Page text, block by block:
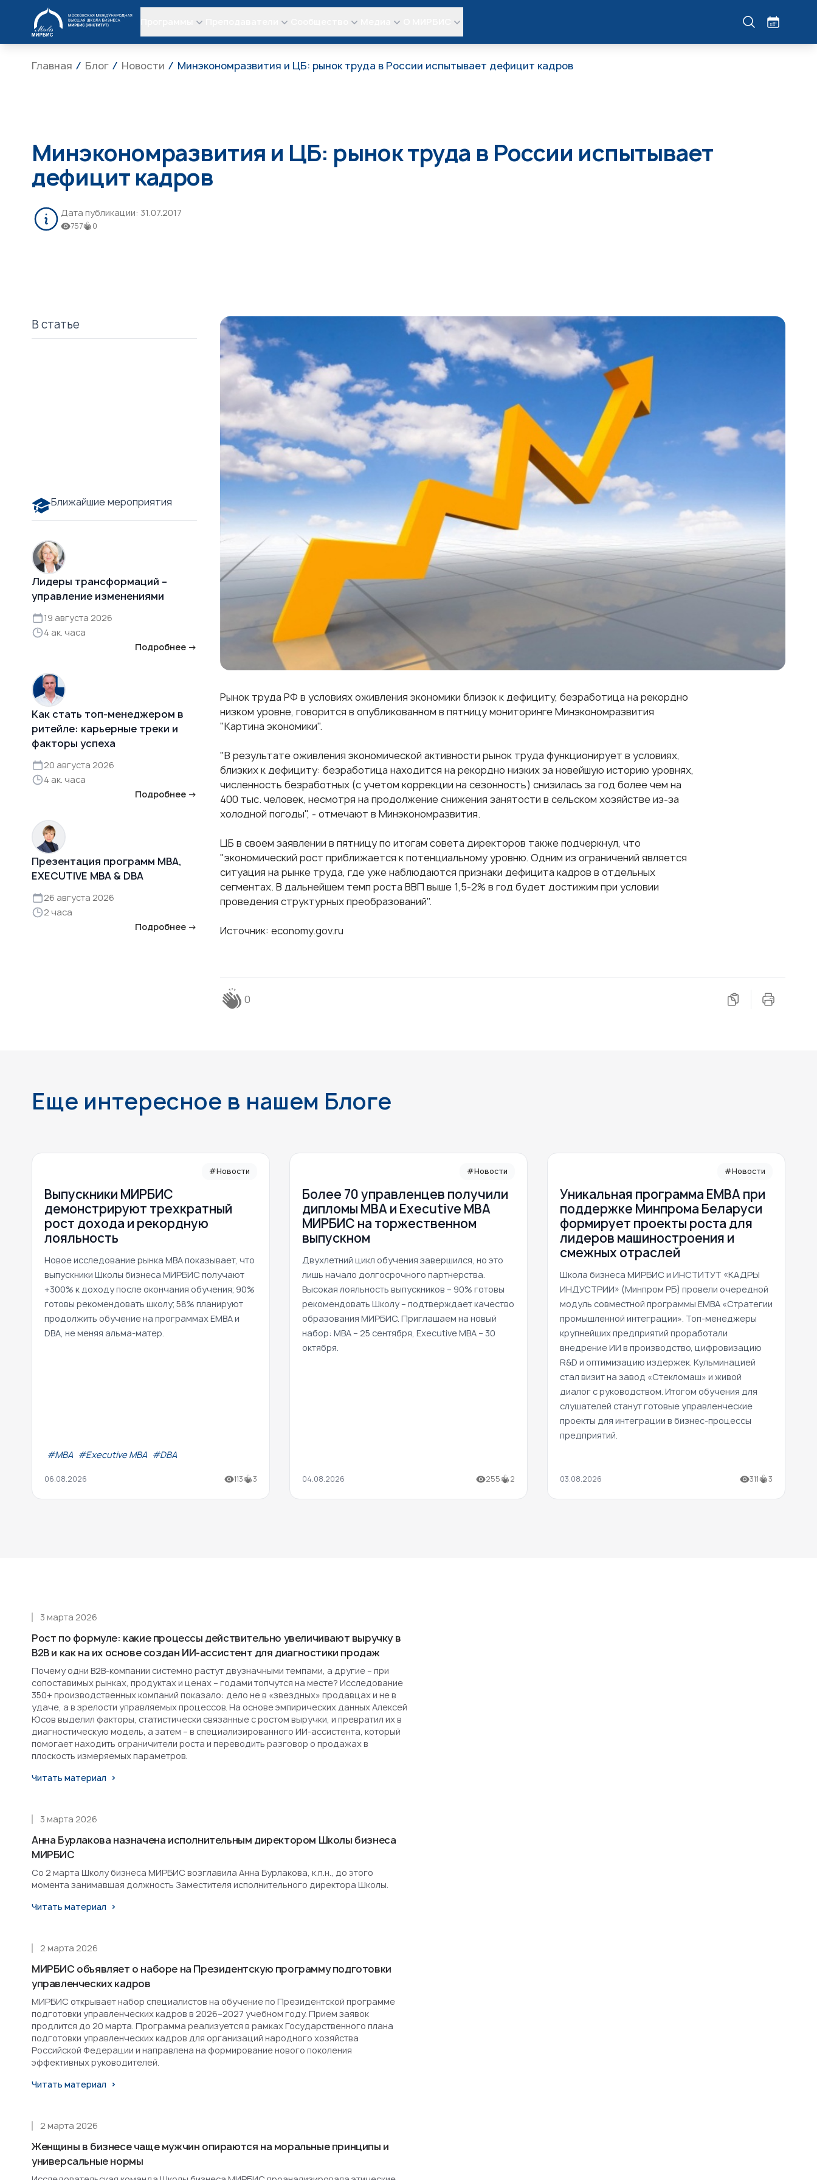
МИРБИС
Главная Блог Новости Минэкономразвития и ЦБ: рынок труда в России испытывает дефицит кадров
Минэкономразвития и ЦБ: рынок труда в России испытывает
дефицит кадров
Дата публикации: 31.07.2017
757 0
В статье
Рынок труда РФ в условиях оживления экономики близок к дефициту, безработица на рекордно
низком уровне, говорится в опубликованном в пятницу мониторинге Минэкономразвития
"Картина экономики".
"В результате оживления экономической активности рынок труда функционирует в условиях,
близких к дефициту: безработица находится на рекордно низких за новейшую историю уровнях,
численность безработных (с учетом коррекции на сезонность) снизилась за год более чем на
400 тыс. человек, несмотря на продолжение снижения занятости в сельском хозяйстве из-за
холодной погоды", - отмечают в Минэкономразвития.
ЦБ в своем заявлении в пятницу по итогам совета директоров также подчеркнул, что
"экономический рост приближается к потенциальному уровню. Одним из ограничений является
ситуация на рынке труда, где уже наблюдаются признаки дефицита кадров в отдельных
сегментах. В дальнейшем темп роста ВВП выше 1,5-2% в год будет достижим при условии
проведения структурных преобразований".
Источник: economy.gov.ru
Ближайшие мероприятия
Лидеры трансформаций –
управление изменениями
19 августа 2026
4 ак. часа
Подробнее →
Как стать топ-менеджером в
ритейле: карьерные треки и
факторы успеха
20 августа 2026
4 ак. часа
Подробнее →
Презентация программ MBA,
EXECUTIVE MBA & DBA
26 августа 2026
2 часа
Подробнее →
0
Еще интересное в нашем Блоге
#Новости
Выпускники МИРБИС
демонстрируют трехкратный
рост дохода и рекордную
лояльность
Новое исследование рынка MBA показывает, что
выпускники Школы бизнеса МИРБИС получают
+300% к доходу после окончания обучения; 90%
готовы рекомендовать школу; 58% планируют
продолжить обучение на программах EMBA и
DBA, не меняя альма-матер.
#МВА #Executive MBA #DBA
06.08.2026 113 3
#Новости
Более 70 управленцев получили
дипломы MBA и Executive MBA
МИРБИС на торжественном
выпускном
Двухлетний цикл обучения завершился, но это
лишь начало долгосрочного партнерства.
Высокая лояльность выпускников – 90% готовы
рекомендовать Школу – подтверждает качество
образования МИРБИС. Приглашаем на новый
набор: MBA – 25 сентября, Executive MBA – 30
октября.
04.08.2026 255 2
#Новости
Уникальная программа ЕМВА при
поддержке Минпрома Беларуси
формирует проекты роста для
лидеров машиностроения и
смежных отраслей
Школа бизнеса МИРБИС и ИНСТИТУТ «КАДРЫ
ИНДУСТРИИ» (Минпром РБ) провели очередной
модуль совместной программы EMBA «Стратегии
промышленной интеграции». Топ-менеджеры
крупнейших предприятий проработали
внедрение ИИ в производство, цифровизацию
R&D и оптимизацию издержек. Кульминацией
стал визит на завод «Стекломаш» и живой
диалог с руководством. Итогом обучения для
слушателей станут готовые управленческие
проекты для интеграции в бизнес-процессы
предприятий.
03.08.2026 311 3
Рост по формуле: какие процессы действительно увеличивают выручку в
B2B и как на их основе создан ИИ-ассистент для диагностики продаж
3 марта 2026
Почему одни B2B-компании системно растут двузначными темпами, а другие – при
сопоставимых рынках, продуктах и ценах – годами топчутся на месте? Исследование
350+ производственных компаний показало: дело не в «звездных» продавцах и не в
удаче, а в зрелости управляемых процессов. На основе эмпирических данных Алексей
Юсов выделил факторы, статистически связанные с ростом выручки, и превратил их в
диагностическую модель, а затем – в специализированного ИИ-ассистента, который
помогает находить ограничители роста и переводить разговор о продажах в
плоскость измеряемых параметров.
Читать материал
Анна Бурлакова назначена исполнительным директором Школы бизнеса
МИРБИС
3 марта 2026
Со 2 марта Школу бизнеса МИРБИС возглавила Анна Бурлакова, к.п.н., до этого
момента занимавшая должность Заместителя исполнительного директора Школы.
Читать материал
МИРБИС объявляет о наборе на Президентскую программу подготовки
управленческих кадров
2 марта 2026
МИРБИС открывает набор специалистов на обучение по Президентской программе
подготовки управленческих кадров в 2026–2027 учебном году. Прием заявок
продлится до 20 марта. Программа реализуется в рамках Государственного плана
подготовки управленческих кадров для организаций народного хозяйства
Российской Федерации и направлена на формирование нового поколения
эффективных руководителей.
Читать материал
Женщины в бизнесе чаще мужчин опираются на моральные принципы и
универсальные нормы
2 марта 2026